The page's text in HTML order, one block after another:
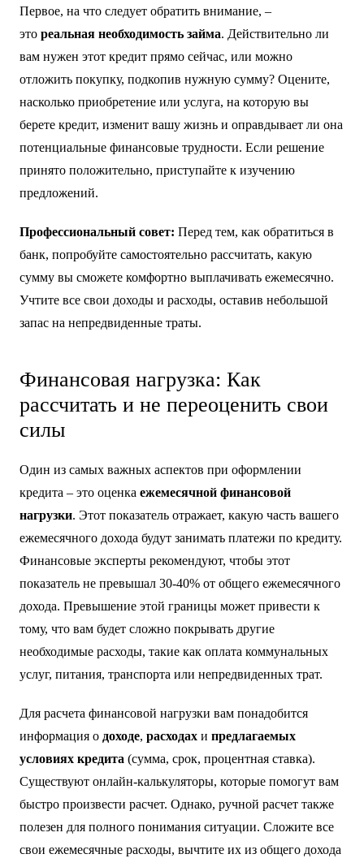
понять, насколько вы готовы к долговым обязательствам.
Помните, что кредит – это не только возможность
получить желаемое сейчас, но и ответственность, которая
ляжет на вас на долгий срок.
Первое, на что следует обратить внимание, –
этореальная необходимость займа. Действительно ли
вам нужен этот кредит прямо сейчас, или можно
отложить покупку, подкопив нужную сумму? Оцените,
берете кредит, изменит вашу жизнь и оправдывает ли она
потенциальные финансовые трудности. Если решение
принято положительно, приступайте к изучению
банк, попробуйте самостоятельно рассчитать, какую
сумму вы сможете комфортно выплачивать ежемесячно.
Учтите все свои доходы и расходы, оставив небольшой
запас на непредвиденные траты.
Финансовая нагрузка: Как
рассчитать и не переоценить свои
силы
Один из самых важных аспектов при оформлении
кредита – это оценка ежемесячной финансовой
нагрузки . Этот показатель отражает, какую часть вашего
ежемесячного дохода будут занимать платежи по кредиту.
Финансовые эксперты рекомендуют, чтобы этот
дохода. Превышение этой границы может привести к
тому, что вам будет сложно покрывать другие
необходимые расходы, такие как оплата коммунальных
услуг, питания, транспорта или непредвиденных трат.
Для расчета финансовой нагрузки вам понадобится
информация одоходе,расходахипредлагаемых